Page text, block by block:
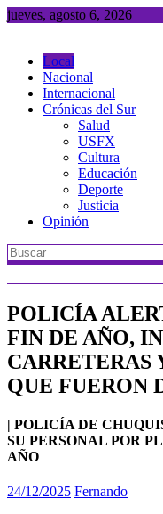
Saltar
jueves, agosto 6, 2026
Local
Nacional
Internacional
Crónicas del Sur
Salud
USFX
Cultura
Educación
Deporte
Justicia
Opinión
POLICÍA
FIN DE AÑO,
CARRETERAS
QUE FUERON
| POLICÍA DE
SU PERSONAL POR
AÑO
24/12/2025 Fernando